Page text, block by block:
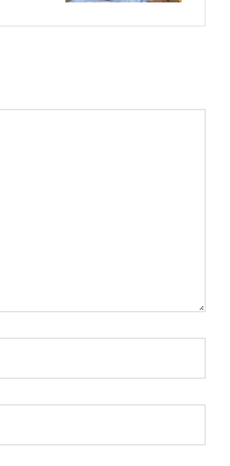
:*
:*